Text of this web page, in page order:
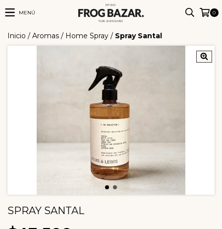
MENÚ 0
Inicio / Aromas / Home Spray / Spray Santal
SPRAY SANTAL